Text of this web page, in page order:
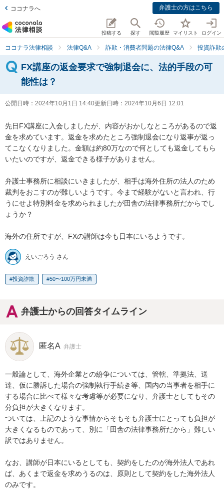
ココナラへ 弁護士の方はこちら
投稿する 探す 閲覧履歴 マイリスト ログイン
ココナラ法律相談 法律Q&A 詐欺・消費者問題の法律Q&A 投資詐欺
FX講座の返金要求で強制退会に、法的手段の可
能性は？
公開日時： 2024年10月1日 14:40更新日時： 2024年10月6日 12:01
先日FX講座に入会しましたが、内容がおかしなところがあるので返
金を求めています。返金を求めたところ強制退会になり返事が返っ
てこなくなりました。金額は約80万なので何としても返金してもら
いたいのですが、返金できる様子がありません。
弁護士事務所に相談にいきましたが、相手は海外住所の法人のため
裁判をおこすのが難しいようです。今まで経験がないと言われ、行
うにせよ特別料金を求められましたが田舎の法律事務所だからでし
ょうか？
海外の住所ですが、FXの講師は今も日本にいるようです。
えいごろう さん
投資詐欺 50〜100万円未満
弁護士からの回答タイムライン
匿名A 弁護士
一般論として、海外企業との紛争については、管轄、準拠法、送
達、仮に勝訴した場合の強制執行手続き等、国内の当事者を相手に
する場合に比べて様々な考慮等が必要になり、弁護士としてもその
分負担が大きくなります。
ついては、上記のような事情からそもそも弁護士にとっても負担が
大きくなるものであって、別に「田舎の法律事務所だから」難しい
訳ではありません。
なお、講師が日本にいるとしても、契約をしたのが海外法人であれ
ば、あくまで返金を求めうるのは、原則として契約をした海外法人
のみです。